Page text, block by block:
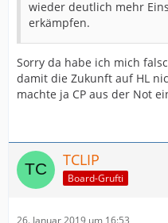
wieder deutlich mehr
erkämpfen.
Sorry da habe ich mich
damit die Zukunft auf HL
machte ja CP aus der Not
TCLIP
Board-Grufti
26. Januar 2019 um 16:53